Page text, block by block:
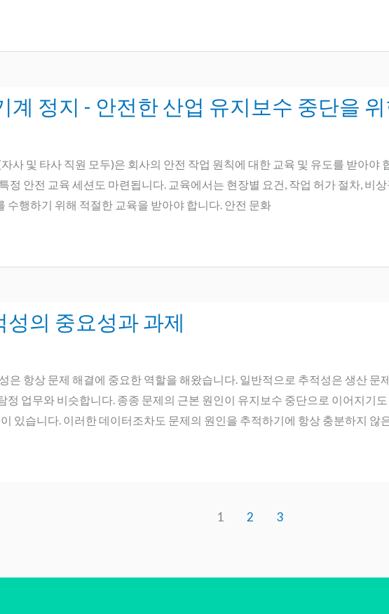
계 정지 - 안전한 산업 유지보수 중단을
사 및 타사 직원 모두)은 회사의 안전 작업 원칙에 대한 교육 및 유도를 받아
정 안전 교육 세션도 마련됩니다. 교육에서는 현장별 요건, 작업 허가 절차, 비
수행하기 위해 적절한 교육을 받아야 합니다. 안전 문화
의 중요성과 과제
은 항상 문제 해결에 중요한 역할을 해왔습니다. 일반적으로 추적성은 생산
정 업무와 비슷합니다. 종종 문제의 근본 원인이 유지보수 중단으로 이어지기
있습니다. 이러한 데이터조차도 문제의 원인을 추적하기에 항상 충분하지 않
1 2 3